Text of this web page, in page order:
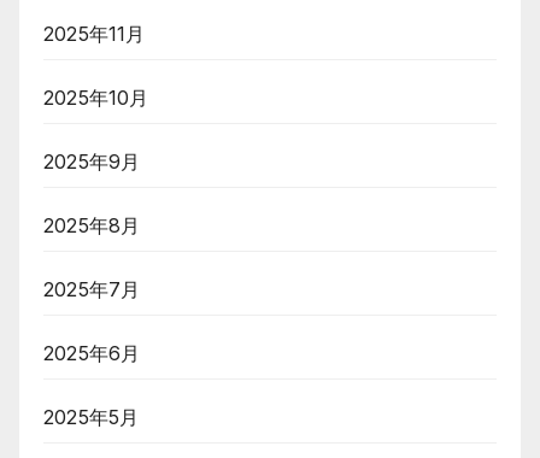
2025年11月
2025年10月
2025年9月
2025年8月
2025年7月
2025年6月
2025年5月